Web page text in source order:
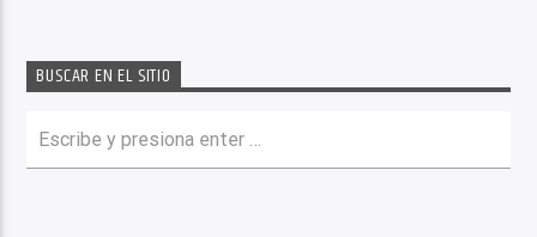
BUSCAR EN EL SITIO